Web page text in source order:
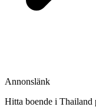
Annonslänk
Hitta boende i Thailand